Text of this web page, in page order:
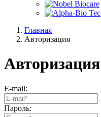
Главная
Авторизация
Авторизация
E-mail:
Пароль: